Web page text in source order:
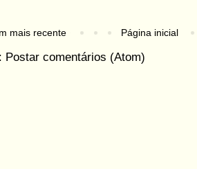
mais recente Página inicial
Postar comentários (Atom)